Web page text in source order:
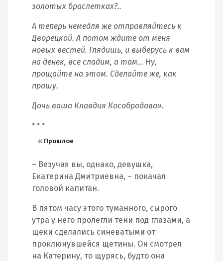
золотых браслетках?..
А теперь немедля же отправляйтесь к
Дворецкой. А потом ждите от меня
новых вестей. Глядишь, и выберусь к вам
на денек, все сладим, а там… Ну,
прощайте на этом. Сделайте же, как
прошу.
Дочь ваша Клавдия Кособродова».
* * *
Прошлое
– Везучая вы, однако, девушка,
Екатерина Дмитриевна, – покачал
головой капитан.
В пятом часу этого туманного, сырого
утра у него пролегли тени под глазами, а
щеки сделались синеватыми от
проклюнувшейся щетины. Он смотрел
на Катерину, то щурясь, будто она